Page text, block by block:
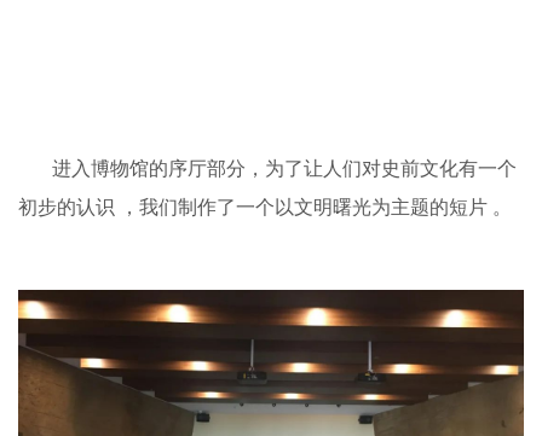
进入博物馆的序厅部分，为了让人们对史前文化有一个
初步的认识 ，我们制作了一个以文明曙光为主题的短片 。